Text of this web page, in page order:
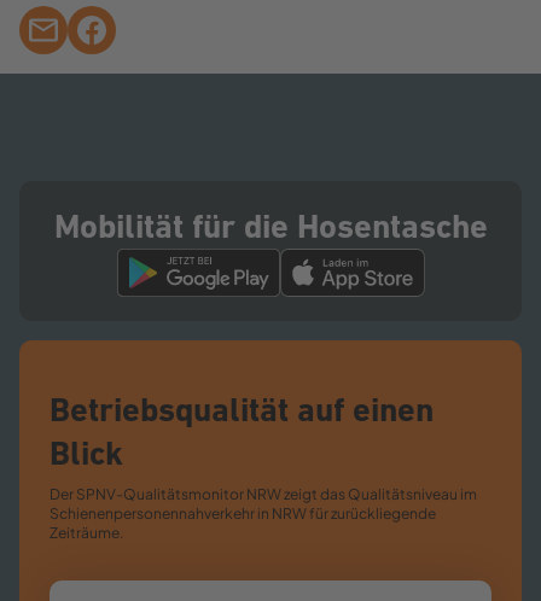
Mobilität für die Hosentasche
Betriebsqualität auf einen
Blick
Der SPNV-​Qualitätsmonitor NRW zeigt das Qualitätsniveau im
Schienenpersonennahverkehr in NRW für zurückliegende
Zeiträume.